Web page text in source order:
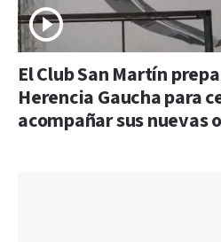
El Club San Martín
Herencia Gaucha para
acompañar sus nuevas